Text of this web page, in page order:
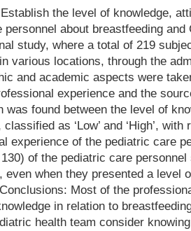
the level of knowledge,
personnel about breastfeeding
study, where a total of 219
various locations, through the
and academic aspects were
experience and the
was found between the level of
as ‘Low’ and ‘High’,
experience of the pediatric care
of the pediatric care
even when they presented a level
Most of the
in relation to
health team consider